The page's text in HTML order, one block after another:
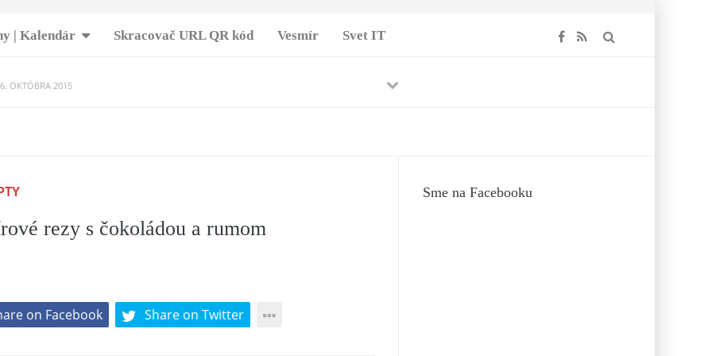
| Kalendár Skracovač URL QR kód Vesmír Svet IT
teľacieho mäsa
smotanou a báječným kiwi
zdravé raňajky. Ranná dávka bielkovín, sacharidov,
Naštartujte deň správnou nohou.
o tomto úžasnom recepte. Pečená cuketa so syrom je
2018
-17. APRÍLA 2017
Previous
Next
rezy s čokoládou a rumom
on Facebook Share on Twitter
Sme na Facebooku